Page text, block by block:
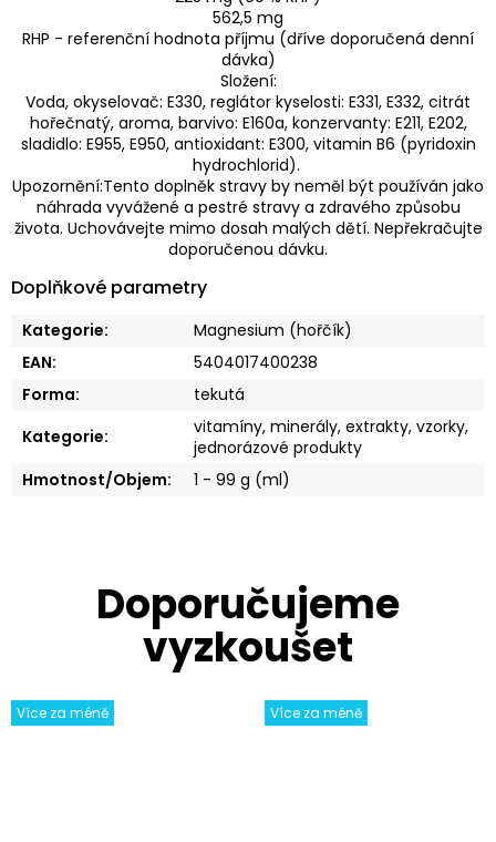
Více za méně Více za méně
562,5 mg
RHP - referenční hodnota příjmu (dříve doporučená denní
dávka)
Složení:
Voda, okyselovač: E330, reglátor kyselosti: E331, E332, citrát
hořečnatý, aroma, barvivo: E160a, konzervanty: E211, E202,
sladidlo: E955, E950, antioxidant: E300, vitamin B6 (pyridoxin
hydrochlorid).
Upozornění:Tento doplněk stravy by neměl být používán jako
náhrada vyvážené a pestré stravy a zdravého způsobu
života. Uchovávejte mimo dosah malých dětí. Nepřekračujte
doporučenou dávku.
Doplňkové parametry
Kategorie:
Magnesium (hořčík)
EAN:
5404017400238
Forma:
tekutá
Kategorie:
vitamíny, minerály, extrakty, vzorky,
jednorázové produkty
Hmotnost/Objem: 1 - 99 g (ml)